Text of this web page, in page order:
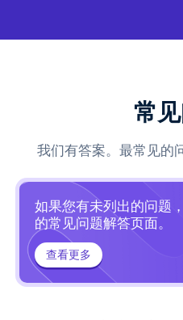
常
我们有答案。最常见的
如果您有未列出的问题
的常见问题解答页面。
查看更多